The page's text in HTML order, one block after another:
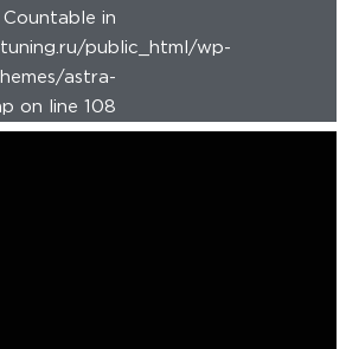
in
public_html/wp-
astra-
on line 108